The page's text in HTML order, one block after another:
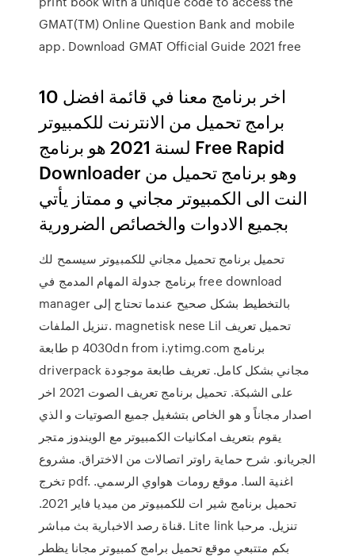
GMAT(TM) Online Question Bank and mobile
app. Download GMAT Official Guide 2021 free
اخر برنامج معنا في قائمة افضل 10
برامج تحميل من الانترنت للكمبيوتر
لسنة 2021 هو برنامج Free Rapid
Downloader وهو برنامج تحميل من
النت الى الكمبيوتر مجاني و ممتاز يأتي
بجميع الادوات والخصائص الضرورية
تحميل برنامج تحميل مجاني للكمبيوتر سيسمح لك
برنامج جدولة المهام المدمج في free download
manager بالتخطيط بشكل صحيح عندما تحتاج إلى
تنزيل الملفات. magnetisk nese Lil تحميل تعريف
طابعة p 4030dn from i.ytimg.com برنامج
driverpack مجاني بشكل كامل. تعريف طابعة موجودة
على الشبكة. تحميل برنامج تعريف الصوت 2021 اخر
اصدار مجاناً و هو الخاص بتشغيل جميع الصوتيات و الذي
يقوم بتعريف امكانيات الكمبيوتر مع الويندوز متجر
الجريانو. شرح حماية راوتر اتصالات من الاختراق. مشروع
تخرج pdf. اغنية السا. موقع رومات هواوي الرسمي.
تحميل برنامج شير ات للكمبيوتر من ميديا فاير 2021.
قناة رصد الاخبارية بث مباشر. Lite link تنزيل. مرحبا
بكم متتبعي موقع تحميل برامج كمبيوتر مجانا يظطر